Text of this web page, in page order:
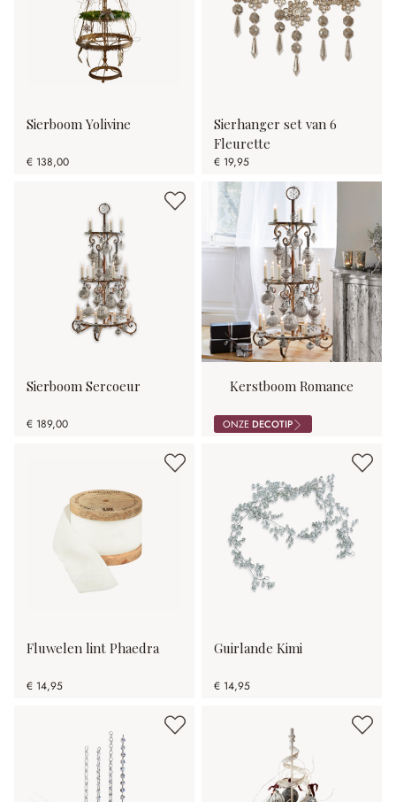
Sierboom Yolivine
€ 138,00
Sierhanger set van 6
Fleurette
€ 19,95
Sierboom Sercoeur
€ 189,00 ONZEDECOTIP
Kerstboom Romance
Fluwelen lint Phaedra
€ 14,95
Guirlande Kimi
€ 14,95